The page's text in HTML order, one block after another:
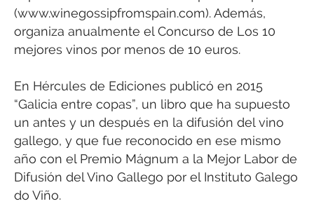
(www.winegossipfromspain.com). Además,
organiza anualmente el Concurso de Los 10
mejores vinos por menos de 10 euros.
En Hércules de Ediciones publicó en 2015
“Galicia entre copas”, un libro que ha supuesto
un antes y un después en la difusión del vino
gallego, y que fue reconocido en ese mismo
año con el Premio Mágnum a la Mejor Labor de
Difusión del Vino Gallego por el Instituto Galego
do Viño.